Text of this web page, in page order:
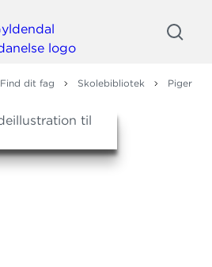
Find dit fag Skolebibliotek Piger